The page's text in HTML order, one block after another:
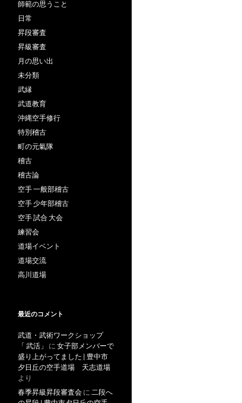
師範の思うこと
日常
昇段審査
昇級審査
月の思い出
未分類
武縁
武道教育
沖縄空手修行
特別稽古
町の元氣隊
稽古
稽古論
空手 一般部稽古
空手 少年部稽古
空手 試合 大会
練習会
道場イベント
道場交流
高川道場
最近のコメント
武道・武術ワークショップ
「 武活」
に 女子部メンバーで
盛り上がってました | 豊中市
夕日丘の空手道場 天志道場
より
春季昇級昇段審査会 に 二段へ